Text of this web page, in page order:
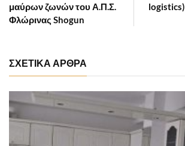
μαύρων ζωνών του Α.Π.Σ.
Φλώρινας Shogun
ΣΧΕΤΙΚΑ ΑΡΘΡΑ